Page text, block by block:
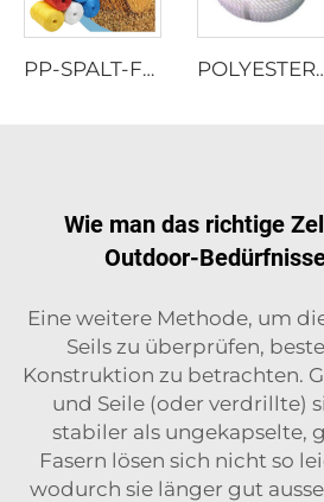
PP-SPALT-FOLIEN-GEDREHTE SEIL POLYESTER-
Wie man das richtige
Outdoor-
Eine weitere Methode, um
Seils zu überprüfen,
Konstruktion zu betrachten.
und Seile (oder verdrillte)
stabiler als ungekapselte,
Fasern lösen sich nicht so
wodurch sie länger gut